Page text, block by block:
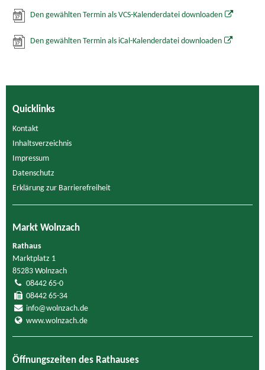
Den gewählten Termin als VCS-Kalenderdatei downloaden
Den gewählten Termin als iCal-Kalenderdatei downloaden
Quicklinks
Kontakt
Inhaltsverzeichnis
Impressum
Datenschutz
Erklärung zur Barrierefreiheit
Markt Wolnzach
Rathaus
Marktplatz 1
85283 Wolnzach
08442 65-0
08442 65-34
info@wolnzach.de
www.wolnzach.de
Öffnungszeiten des Rathauses